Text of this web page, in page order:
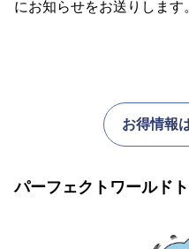
にお知らせをお送りします
お得情報
パーフェクトワールド